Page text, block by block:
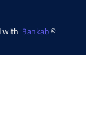
© Created with
3ankab